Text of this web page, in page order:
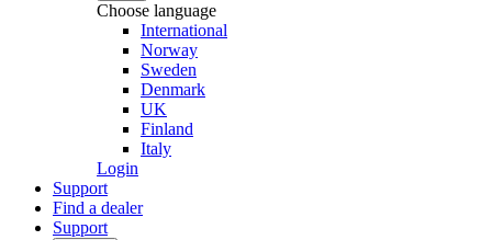
Choose language
International
Norway
Sweden
Denmark
UK
Finland
Italy
Login
Support
Find a dealer
Support